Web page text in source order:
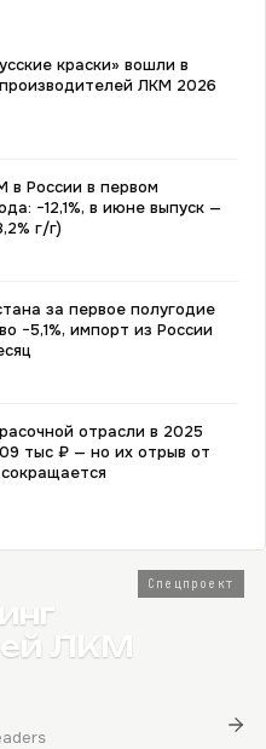
краски» вошли в
ЛКМ 2026
в России в первом
−12,1%, в июне выпуск —
г/г)
за первое полугодие
−5,1%, импорт из России
отрасли в 2025
тыс ₽ — но их отрыв от
Спецпроект
ЛКМ